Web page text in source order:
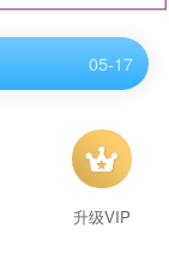
05-17
05-17
05-17
升级VIP